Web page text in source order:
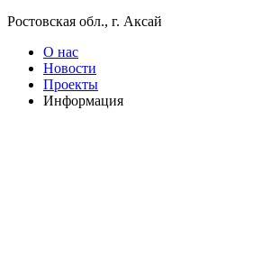
Ростовская обл., г. Аксай
О нас
Новости
Проекты
Информация